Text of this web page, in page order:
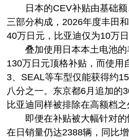
日本的CEV补贴由基础额
三部分构成，2026年度丰田
40万日元，比亚迪仅为10万日
叠加使用日本本土电池的
130万日元顶格补贴，而使用
3、SEAL等车型仅能获得约
八分之一。东京都6月追加的
比亚迪同样被排除在高额档之
即便在补贴被大幅针对的
在日销量仍达2388辆，同比增